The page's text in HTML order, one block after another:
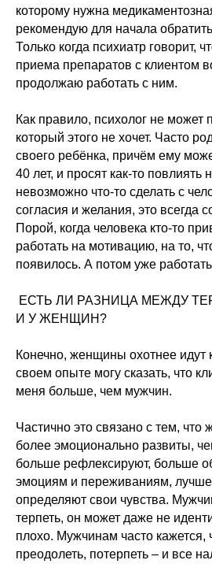
которому нужна
рекомендую для начала
Только когда психиатр говорит,
приема препаратов с клиентом
продолжаю работать с ним.
Как правило, психолог не может
который этого не хочет. Часто
своего ребёнка, причём ему
40 лет, и просят как-то повлиять
невозможно что-то сделать с
согласия и желания, это всегда
Порой, когда человека кто-то
работать на мотивацию, на то,
появилось. А потом уже
ЕСТЬ ЛИ РАЗНИЦА МЕЖДУ
И У ЖЕНЩИН?
Конечно, женщины охотнее идут
своем опыте могу сказать, что
меня больше, чем мужчин.
Частично это связано с тем,
более эмоционально развиты,
больше рефлексируют, больше
эмоциям и переживаниям,
определяют свои чувства.
терпеть, он может даже не
плохо. Мужчинам часто кажется,
преодолеть, потерпеть – и все